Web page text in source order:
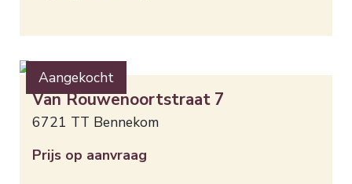
Aangekocht
Van Rouwenoortstraat 7
6721 TT Bennekom
Prijs op aanvraag